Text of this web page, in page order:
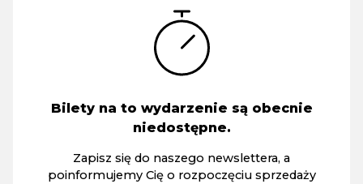
Bilety na to wydarzenie są obecnie
niedostępne.
Zapisz się do naszego newslettera, a
poinformujemy Cię o rozpoczęciu sprzedaży